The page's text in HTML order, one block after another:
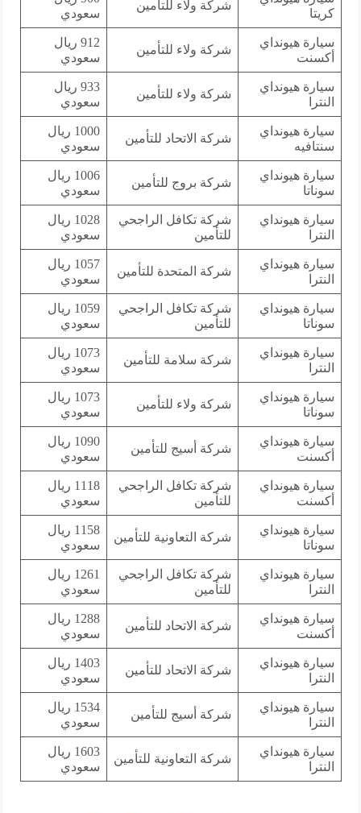
كريتا
شركة ولاء للتأمين
سعودي
سيارة هيونداي
أكسنت
شركة ولاء للتأمين
912 ريال
سعودي
سيارة هيونداي
النترا
شركة ولاء للتأمين
933 ريال
سعودي
سيارة هيونداي
سنتافيه
شركة الاتحاد للتأمين
1000 ريال
سعودي
سيارة هيونداي
سوناتا
شركة بروج للتأمين
1006 ريال
سعودي
سيارة هيونداي
النترا
شركة تكافل الراجحي
للتأمين
1028 ريال
سعودي
سيارة هيونداي
النترا
شركة المتحدة للتأمين
1057 ريال
سعودي
سيارة هيونداي
سوناتا
شركة تكافل الراجحي
للتأمين
1059 ريال
سعودي
سيارة هيونداي
النترا
شركة سلامة للتأمين
1073 ريال
سعودي
سيارة هيونداي
سوناتا
شركة ولاء للتأمين
1073 ريال
سعودي
سيارة هيونداي
أكسنت
شركة أسيج للتأمين
1090 ريال
سعودي
سيارة هيونداي
أكسنت
شركة تكافل الراجحي
للتأمين
1118 ريال
سعودي
سيارة هيونداي
سوناتا
شركة التعاونية للتأمين
1158 ريال
سعودي
سيارة هيونداي
النترا
شركة تكافل الراجحي
للتأمين
1261 ريال
سعودي
سيارة هيونداي
أكسنت
شركة الاتحاد للتأمين
1288 ريال
سعودي
سيارة هيونداي
النترا
شركة الاتحاد للتأمين
1403 ريال
سعودي
سيارة هيونداي
النترا
شركة أسيج للتأمين
1534 ريال
سعودي
سيارة هيونداي
النترا
شركة التعاونية للتأمين
1603 ريال
سعودي